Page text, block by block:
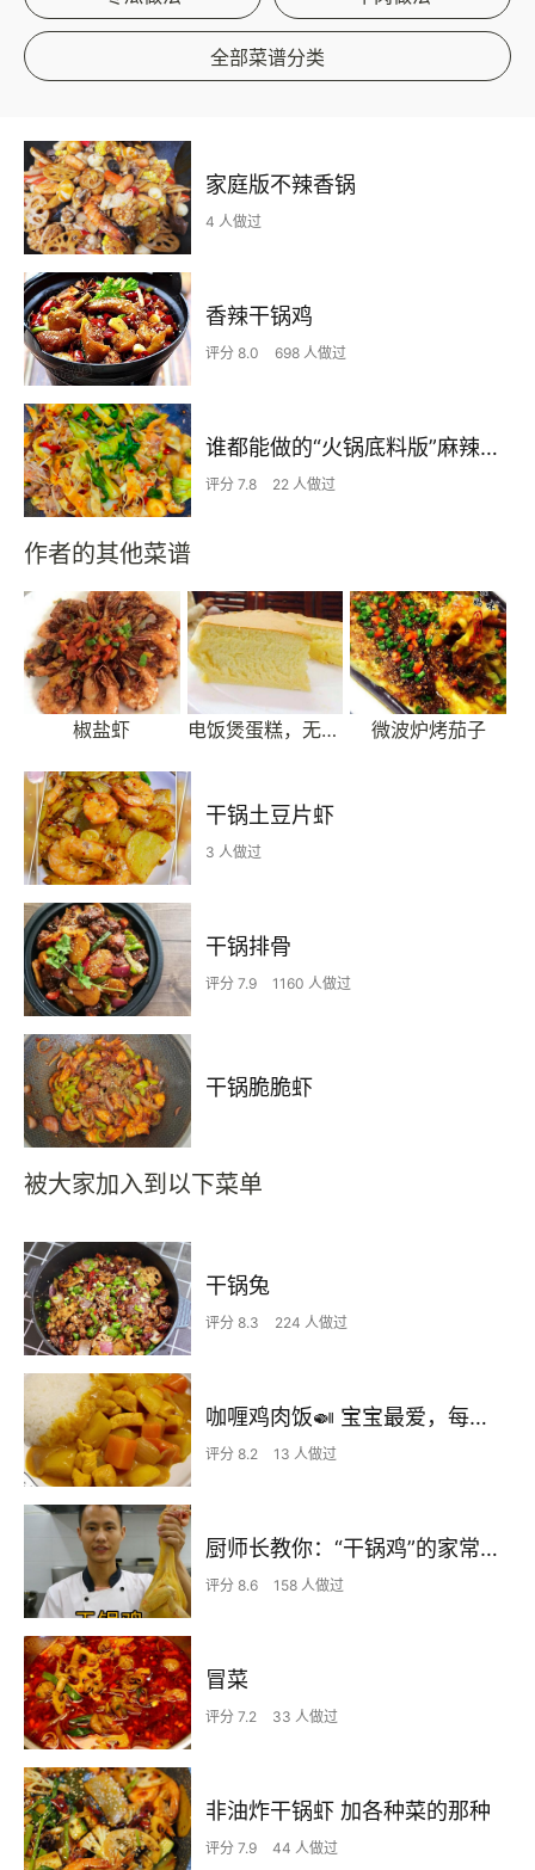
全部菜谱分类
家庭版不辣香锅
4 人做过
香辣干锅鸡
评分 8.0 698 人做过
谁都能做的“火锅底料版”麻辣香锅
评分 7.8 22 人做过
作者的其他菜谱
椒盐虾 电饭煲蛋糕，无需称 微波炉烤茄子
干锅土豆片虾
3 人做过
干锅排骨
评分 7.9 1160 人做过
干锅脆脆虾
被大家加入到以下菜单
干锅兔
评分 8.3 224 人做过
咖喱鸡肉饭🍛 宝宝最爱，每次都光盘‼️超香！
评分 8.2 13 人做过
厨师长教你：“干锅鸡”的家常做法，肉香四溢回味无穷
评分 8.6 158 人做过
冒菜
评分 7.2 33 人做过
非油炸干锅虾 加各种菜的那种
评分 7.9 44 人做过